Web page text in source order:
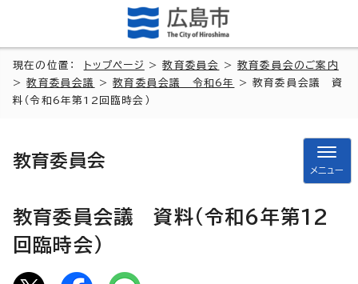
現在の位置： トップページ >教育委員会 >教育委員会のご案内
>教育委員会議 >教育委員会議 令和6年
> 教育委員会議 資
料（令和6年第12回臨時会）
教育委員会
メニュー
教育委員会議 資料（令和6年第12
回臨時会）